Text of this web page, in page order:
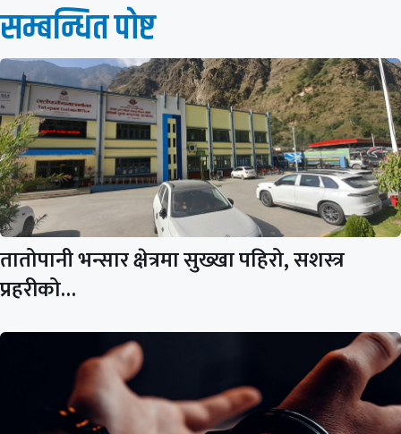
सम्बन्धित पाेष्ट
तातोपानी भन्सार क्षेत्रमा सुख्खा पहिरो, सशस्त्र
प्रहरीको…